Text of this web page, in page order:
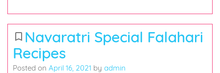
bookmark_border Navaratri Special Falahari
Recipes
Posted on April 16, 2021 by admin